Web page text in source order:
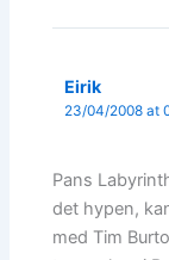
Eirik
23/04/2008 at
Pans
det hypen,
med Tim